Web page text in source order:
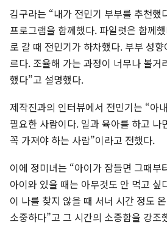
김구라는 “내가 전민기 부부를 추천했
프로그램을 함께했다. 파일럿은 함께
로 갈 때 전민기가 하차했다. 부부 성
르다. 조율해 가는 과정이 너무나 볼거
했다”고 설명했다.
제작진과의 인터뷰에서 전민기는 “아
필요한 사람이다. 일과 육아를 하고 나
꼭 가져야 하는 사람”이라고 전했다.
이에 정미녀는 “아이가 잠들면 그때부
아이와 있을 때는 아무것도 안 먹고 싶
이 나를 찾지 않을 때 서너 시간 정도
소중하다”고 그 시간의 소중함을 강조